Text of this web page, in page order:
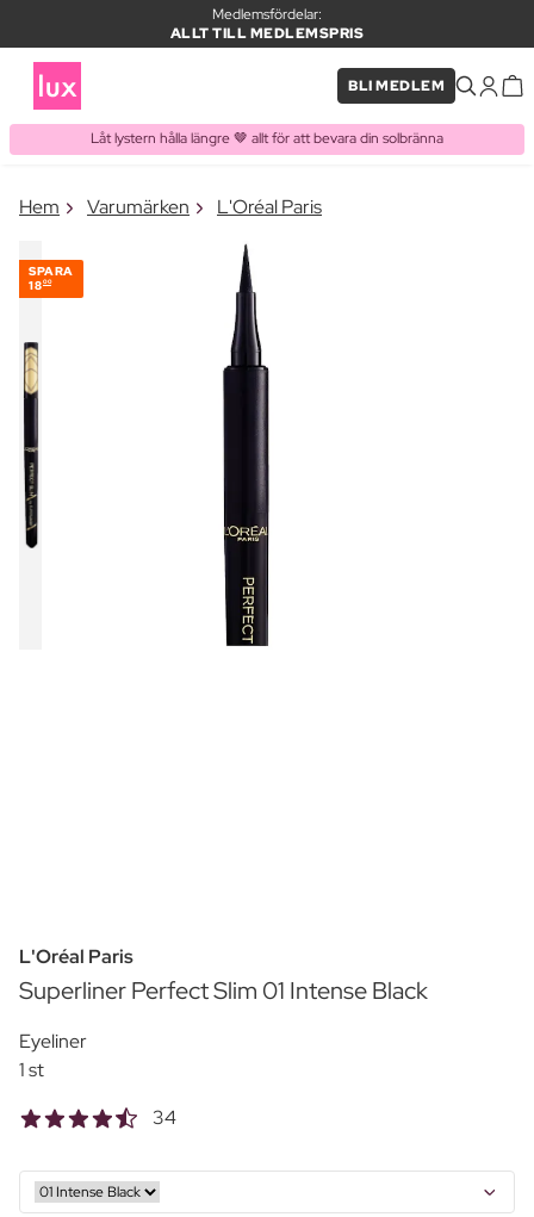
Medlemsfördelar:
ALLT TILL MEDLEMSPRIS
BLI MEDLEM
Låt lystern hålla längre 🤎 allt för att bevara din solbränna
PRODUKT I VARUKORGEN
Hem Varumärken L'Oréal Paris
SPARA
1800
L'Oréal Paris
Superliner Perfect Slim 01 Intense Black
Eyeliner
1 st
34